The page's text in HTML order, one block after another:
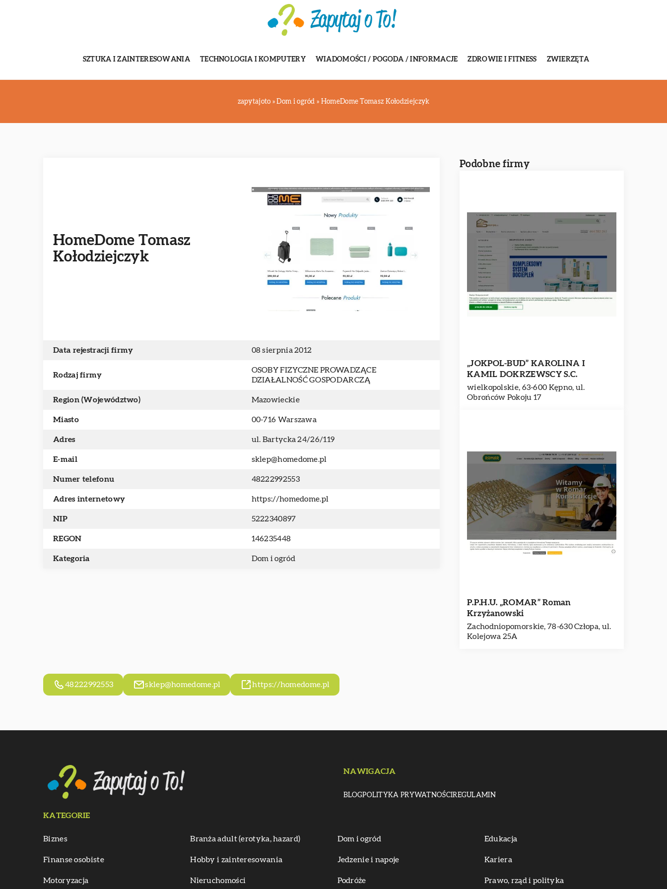
SZTUKA I ZAINTERESOWANIA TECHNOLOGIA I KOMPUTERY WIADOMOŚCI / POGODA / INFORMACJE ZDROWIE I FITNESS ZWIERZĘTA
zapytajoto »Dom i ogród » HomeDome Tomasz Kołodziejczyk
HomeDome Tomasz
Kołodziejczyk
Data rejestracji firmy 08 sierpnia 2012
Rodzaj firmy
OSOBY FIZYCZNE PROWADZĄCE
DZIAŁALNOŚĆ GOSPODARCZĄ
Region (Województwo) Mazowieckie
Miasto 00-716 Warszawa
Adres ul. Bartycka 24/26/119
E-mail sklep@homedome.pl
Numer telefonu 48222992553
Adres internetowy https://homedome.pl
NIP 5222340897
REGON 146235448
Kategoria Dom i ogród
Podobne firmy
„JOKPOL-BUD” KAROLINA I
KAMIL DOKRZEWSCY S.C.
wielkopolskie, 63-600 Kępno, ul.
Obrońców Pokoju 17
P.P.H.U. „ROMAR” Roman
Krzyżanowski
Zachodniopomorskie, 78-630 Człopa, ul.
Kolejowa 25A
48222992553 sklep@homedome.pl https://homedome.pl
NAWIGACJA
BLOGPOLITYKA PRYWATNOŚCIREGULAMIN
KATEGORIE
Biznes Branża adult (erotyka, hazard) Dom i ogród Edukacja
Finanse osobiste Hobby i zainteresowania Jedzenie i napoje Kariera
Motoryzacja Nieruchomości Podróże Prawo, rząd i polityka